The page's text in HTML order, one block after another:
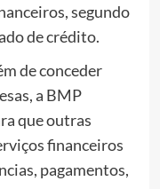
segundo
de crédito.
de conceder
a BMP
que outras
financeiros
pagamentos,